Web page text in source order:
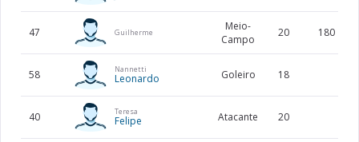
47 Guilherme
Meio-
Campo
20 180
58 Nannetti
Leonardo Goleiro 18
40 Teresa
Felipe Atacante 20